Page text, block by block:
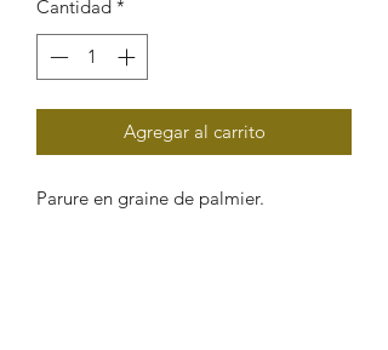
Cantidad *
Agregar al carrito
Parure en graine de palmier.